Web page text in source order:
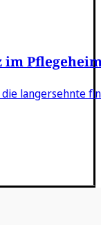
im
langersehnte